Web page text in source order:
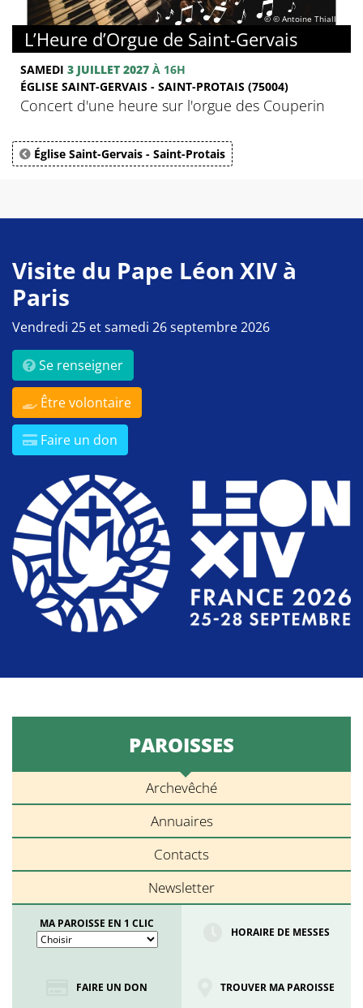
© © Antoine Thiallier
L’Heure d’Orgue de Saint-Gervais
SAMEDI 3 JUILLET 2027 À 16H
ÉGLISE SAINT-GERVAIS - SAINT-PROTAIS (75004)
Concert d'une heure sur l'orgue des Couperin
Église Saint-Gervais - Saint-Protais
Visite du Pape Léon XIV à
Paris
Vendredi 25 et samedi 26 septembre 2026
Se renseigner
Être volontaire
Faire un don
PAROISSES
Archevêché
Annuaires
Contacts
Newsletter
MA PAROISSE EN 1 CLIC
HORAIRE DE MESSES
FAIRE UN DON TROUVER MA PAROISSE